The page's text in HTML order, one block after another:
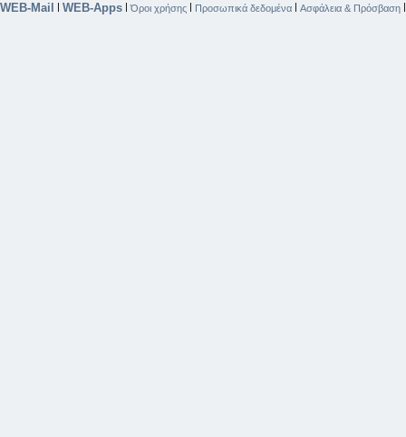
WEB-Mail WEB-Apps |Όροι χρήσης Προσωπικά δεδομένα Ασφάλεια & Πρόσβαση